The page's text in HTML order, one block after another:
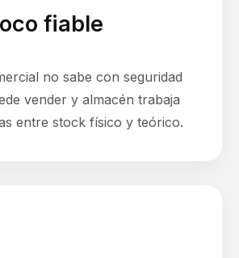
fiable
no sabe con seguridad
vender y almacén trabaja
entre stock físico y teórico.